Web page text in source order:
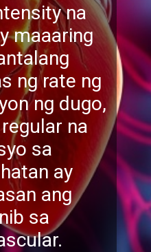
na
maaaring
ng rate ng
ng dugo,
na
o sa
ay
ang
sa